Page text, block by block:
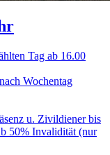
Tag ab 16.00
Wochentag
u. Zivildiener bis
50% Invalidität (nur